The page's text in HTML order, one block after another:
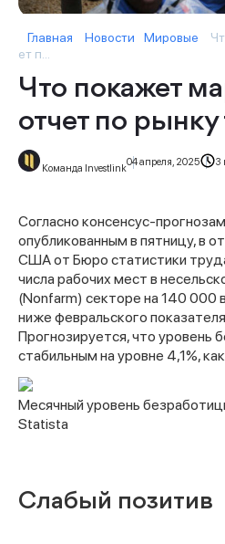
Главная Новости Мировые
ет п...
Что покажет
отчет по рынку
Команда Investlink
04 апреля, 2025 3
Согласно консенсус-
опубликованным в пятницу, в
США от Бюро статистики
числа рабочих мест в
(Nonfarm) секторе на 140 000
ниже февральского
Прогнозируется, что уровень
стабильным на уровне 4,1%,
Месячный уровень
Statista
Слабый позитив